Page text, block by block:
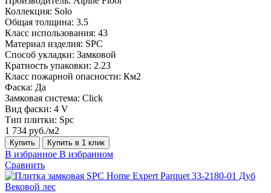
Коллекция: Solo
Общая толщина: 3.5
Класс использования: 43
Материал изделия: SPC
Способ укладки: Замковой
Кратность упаковки: 2.23
Класс пожарной опасности: Км2
Фаска: Да
Замковая система: Click
Вид фаски: 4 V
Тип плитки: Spc
1 734 руб./м2
Купить Купить в 1 клик
В избранное В избранном
Сравнить